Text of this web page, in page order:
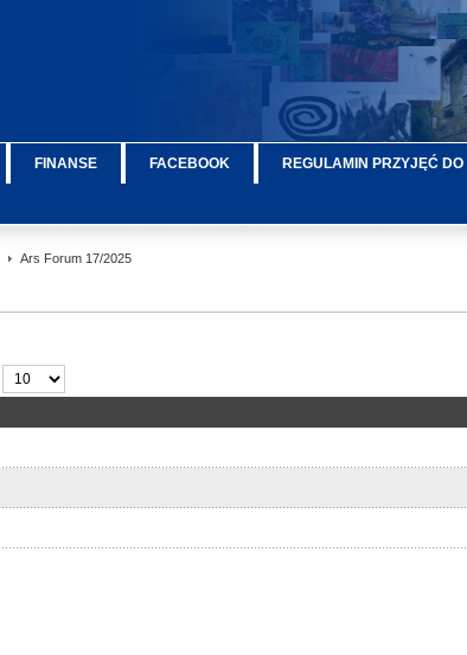
FINANSE FACEBOOK REGULAMIN PRZYJĘĆ DO
Ars Forum 17/2025